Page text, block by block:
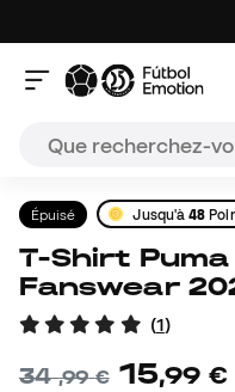
Épuisé Jusqu'à48
T-Shirt Puma Manchester City
Fanswear
(1)
34,99 € 15,99 €